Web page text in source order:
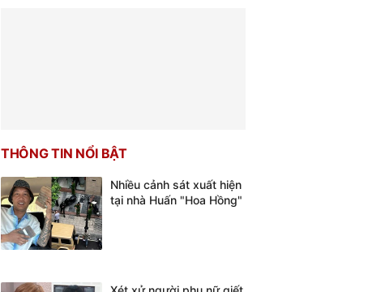
THÔNG TIN NỔI BẬT
Nhiều cảnh sát xuất hiện
tại nhà Huấn "Hoa Hồng"